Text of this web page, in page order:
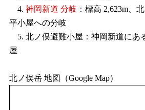
4. 神岡新道 分岐 ：標高 2,623m、
平小屋への分岐
5. 北ノ俣避難小屋：神岡新道にあ
屋
北ノ俣岳 地図（Google Map）